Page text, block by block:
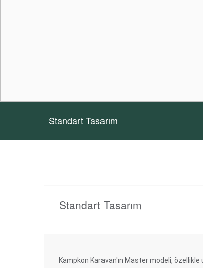
Standart Tasarım
Standart Tasarım
Kampkon Karavan'ın Master modeli,